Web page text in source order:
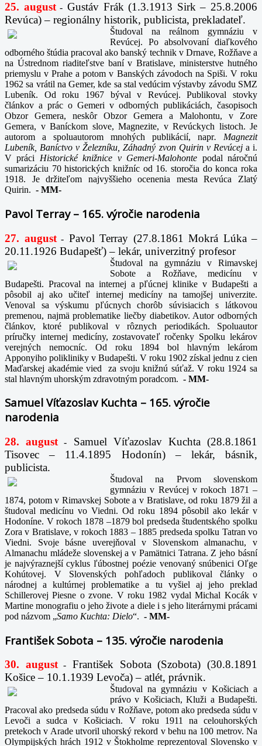
25. august- Gustáv Frák (1.3.1913 Sirk – 25.8.2006
Revúca) – regionálny historik, publicista, prekladateľ.
Študoval na reálnom gymnáziu v
Revúcej. Po absolvovaní diaľkového
odborného štúdia pracoval ako banský technik v Drnave, Rožňave a
na Ústrednom riaditeľstve baní v Bratislave, ministerstve hutného
priemyslu v Prahe a potom v Banských závodoch na Spiši. V roku
1962 sa vrátil na Gemer, kde sa stal vedúcim výstavby závodu SMZ
Lubeník. Od roku 1967 býval v Revúcej. Publikoval stovky
článkov a prác o Gemeri v odborných publikáciách, časopisoch
Obzor Gemera, neskôr Obzor Gemera a Malohontu, v Zore
Gemera, v Baníckom slove, Magnezite, v Revúckych listoch. Je
autorom a spoluautorom mnohých publikácií, napr. Magnezit
Lubeník, Baníctvo v Železníku, Záhadný zvon Quirin v Revúcej a i.
V práci Historické knižnice v Gemeri-Malohonte podal náročnú
sumarizáciu 70 historických knižníc od 16. storočia do konca roka
1918. Je držiteľom najvyššieho ocenenia mesta Revúca Zlatý
Quirin. - MM-
Pavol Terray – 165. výročie narodenia
27. august- Pavol Terray (27.8.1861 Mokrá Lúka –
20.11.1926 Budapešť) – lekár, univerzitný profesor
Študoval na gymnáziu v Rimavskej
Sobote a Rožňave, medicínu v
Budapešti. Pracoval na internej a pľúcnej klinike v Budapešti a
pôsobil aj ako učiteľ internej medicíny na tamojšej univerzite.
Venoval sa výskumu pľúcnych chorôb súvisiacich s látkovou
premenou, najmä problematike liečby diabetikov. Autor odborných
článkov, ktoré publikoval v rôznych periodikách. Spoluautor
príručky internej medicíny, zostavovateľ ročenky Spolku lekárov
verejných nemocníc. Od roku 1894 bol hlavným lekárom
Apponyiho polikliniky v Budapešti. V roku 1902 získal jednu z cien
Maďarskej akadémie vied za svoju knižnú súťaž. V roku 1924 sa
stal hlavným uhorským zdravotným poradcom. - MM-
Samuel Víťazoslav Kuchta – 165. výročie
narodenia
28. august -
Samuel Víťazoslav Kuchta (28.8.1861
Tisovec – 11.4.1895 Hodonín) – lekár, básnik,
publicista.
Študoval na Prvom slovenskom
gymnáziu v Revúcej v rokoch 1871 –
1874, potom v Rimavskej Sobote a v Bratislave, od roku 1879 žil a
študoval medicínu vo Viedni. Od roku 1894 pôsobil ako lekár v
Hodoníne. V rokoch 1878 –1879 bol predseda študentského spolku
Zora v Bratislave, v rokoch 1883 – 1885 predseda spolku Tatran vo
Viedni. Svoje básne uverejňoval v Slovenskom almanachu, v
Almanachu mládeže slovenskej a v Pamätnici Tatrana. Z jeho básní
je najvýraznejší cyklus ľúbostnej poézie venovaný snúbenici Oľge
Kohútovej. V Slovenských pohľadoch publikoval články o
národnej a kultúrnej problematike a tu vyšiel aj jeho preklad
Schillerovej Piesne o zvone. V roku 1982 vydal Michal Kocák v
Martine monografiu o jeho živote a diele i s jeho literárnymi prácami
pod názvom „Samo Kuchta: Dielo“. - MM-
František Sobota – 135. výročie narodenia
30. august-
František Sobota (Szobota) (30.8.1891
Košice – 10.1.1939 Levoča) – atlét, právnik.
Študoval na gymnáziu v Košiciach a
právo v Košiciach, Kluži a Budapešti.
Pracoval ako predseda súdu v Rožňave, potom ako predseda súdu v
Levoči a sudca v Košiciach. V roku 1911 na celouhorských
pretekoch v Arade utvoril uhorský rekord v behu na 100 metrov. Na
Olympijských hrách 1912 v Štokholme reprezentoval Slovensko v